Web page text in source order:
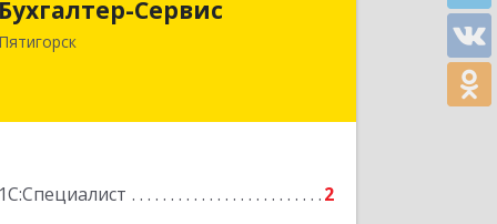
Бухгалтер-Сервис
Пятигорск
1С:Специалист 2
357500, Ставропольский край,
Пятигорск г, Пушкинская ул, дом № 3,
Подробнее